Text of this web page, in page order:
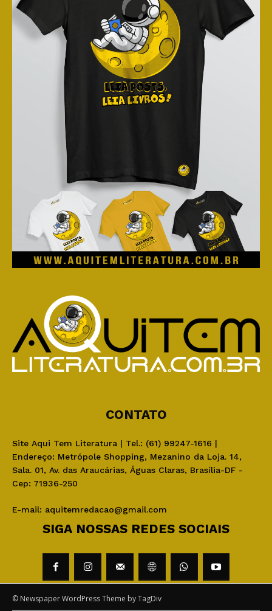
CONTATO
Site Aqui Tem Literatura | Tel.: (61) 99247-1616 |
Endereço: Metrópole Shopping, Mezanino da Loja. 14,
Sala. 01, Av. das Araucárias, Águas Claras, Brasília-DF -
Cep: 71936-250
E-mail: aquitemredacao@gmail.com
SIGA NOSSAS REDES SOCIAIS
© Newspaper WordPress Theme by TagDiv